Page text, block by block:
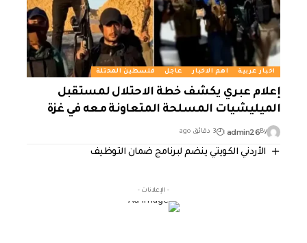
اخبار عربية اهم الاخبار عاجل فلسطين المحتلة
إعلام عبري يكشف خطة الاحتلال لمستقبل
الميليشيات المسلحة المتعاونة معه في غزة
By
admin26 3 دقائق ago
الأردني الكويتي ينضم لبرنامج ضمان التوظيف
- الإعلانات -